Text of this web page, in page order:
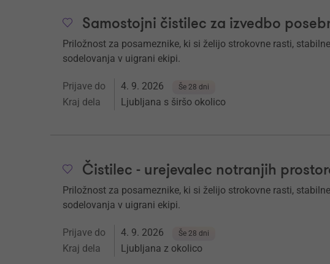
Samostojni čistilec za izvedbo
Priložnost za posameznike, ki si želijo strokovne rasti,
sodelovanja v uigrani ekipi.
Prijave do 4. 9. 2026 Še 28 dni
Kraj dela Ljubljana s širšo okolico
Čistilec - urejevalec notranjih
Priložnost za posameznike, ki si želijo strokovne rasti,
sodelovanja v uigrani ekipi.
Prijave do 4. 9. 2026 Še 28 dni
Kraj dela Ljubljana z okolico